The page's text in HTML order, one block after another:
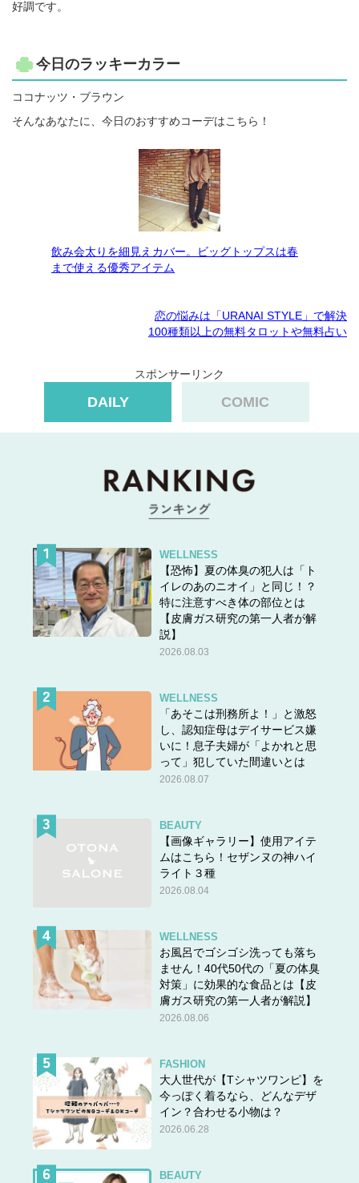
好調です。
今日のラッキーカラー
ココナッツ・ブラウン
そんなあなたに、今日のおすすめコーデはこちら！
飲み会太りを細見えカバー。ビッグトップスは春
まで使える優秀アイテム
恋の悩みは「URANAI STYLE」で解決
100種類以上の無料タロットや無料占い
スポンサーリンク
DAILY COMIC
WELLNESS
【恐怖】夏の体臭の犯人は「ト
イレのあのニオイ」と同じ！？
特に注意すべき体の部位とは
【皮膚ガス研究の第一人者が解
説】
2026.08.03
WELLNESS
「あそこは刑務所よ！」と激怒
し、認知症母はデイサービス嫌
いに！息子夫婦が「よかれと思
って」犯していた間違いとは
2026.08.07
BEAUTY
【画像ギャラリー】使用アイテ
ムはこちら！セザンヌの神ハイ
ライト３種
2026.08.04
WELLNESS
お風呂でゴシゴシ洗っても落ち
ません！40代50代の「夏の体臭
対策」に効果的な食品とは【皮
膚ガス研究の第一人者が解説】
2026.08.06
FASHION
大人世代が【Tシャツワンピ】を
今っぽく着るなら、どんなデザ
イン？合わせる小物は？
2026.06.28
BEAUTY